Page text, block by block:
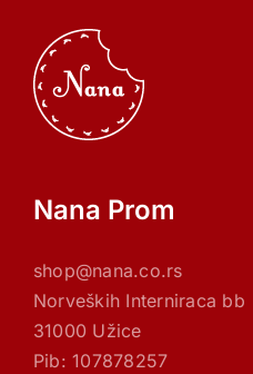
Nana Prom
shop@nana.co.rs
Norveških Interniraca bb
31000 Užice
Pib: 107878257